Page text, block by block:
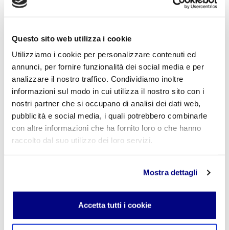
Questo sito web utilizza i cookie
Utilizziamo i cookie per personalizzare contenuti ed
annunci, per fornire funzionalità dei social media e per
analizzare il nostro traffico. Condividiamo inoltre
informazioni sul modo in cui utilizza il nostro sito con i
nostri partner che si occupano di analisi dei dati web,
pubblicità e social media, i quali potrebbero combinarle
con altre informazioni che ha fornito loro o che hanno
raccolto dal suo utilizzo dei loro servizi.
Mostra dettagli
Accetta tutti i cookie
La guerra fredda, Parte 3 - Modulo 5 - CL 5 LES